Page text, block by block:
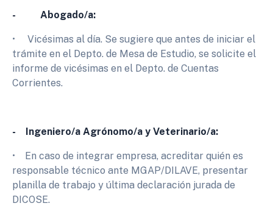
- Abogado/a:
• Vicésimas al día. Se sugiere que antes de iniciar el
trámite en el Depto. de Mesa de Estudio, se solicite el
informe de vicésimas en el Depto. de Cuentas
Corrientes.
- Ingeniero/a Agrónomo/a y Veterinario/a:
• En caso de integrar empresa, acreditar quién es
responsable técnico ante MGAP/DILAVE, presentar
planilla de trabajo y última declaración jurada de
DICOSE.